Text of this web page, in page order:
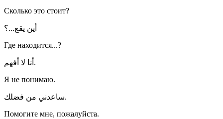
Сколько это стоит?
أين يقع...؟
Где находится...?
أنا لا أفهم.
Я не понимаю.
ساعدني من فضلك.
Помогите мне, пожалуйста.